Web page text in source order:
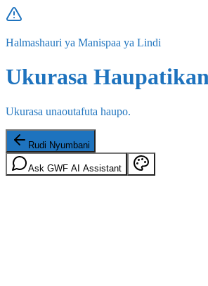
Halmashauri ya Manispaa ya Lindi
Ukurasa
Ukurasa unaoutafuta haupo.
Rudi Nyumbani
Ask GWF AI Assistant